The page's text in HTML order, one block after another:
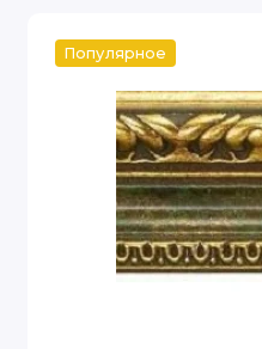
Популярное